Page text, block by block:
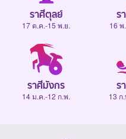
ราศีตุลย์
17 ต.ค.-15 พ.ย.
ร
16 พ
ราศีมังกร
14 ม.ค.-12 ก.พ.
ร
13 ก